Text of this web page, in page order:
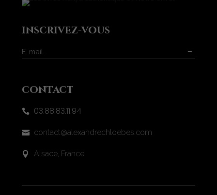
inscrivez-vous
→
contact
 03.88.83.11.94
 contact@alexandrechloebes.com
 Alsace, France